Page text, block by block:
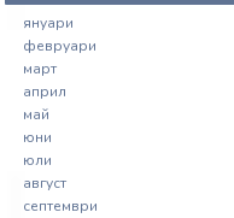
януари
февруари
март
април
май
юни
юли
август
септември